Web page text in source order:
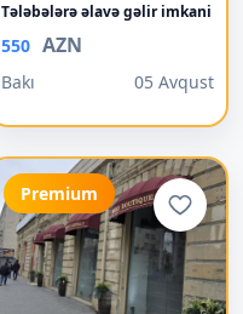
Tələbələrə əlavə gəlir imkani
550 AZN
Bakı 05 Avqust
Premium